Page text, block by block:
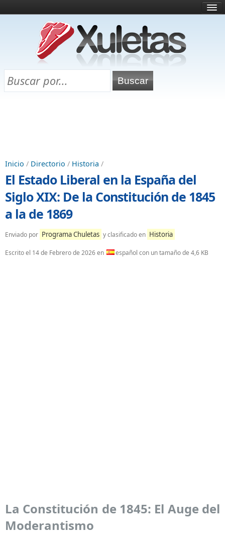
¿Qué es esto?
Directorio
Chuletas para exámenes
Inicio / Directorio / Historia /
El Estado Liberal en la España del
Siglo XIX: De la Constitución de 1845
a la de 1869
Enviado por Programa Chuletas y clasificado en Historia
Escrito el 14 de Febrero de 2026en español con un tamaño de 4,6 KB
La Constitución de 1845: El Auge del
Moderantismo